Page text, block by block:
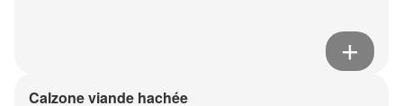
Calzone viande hachée